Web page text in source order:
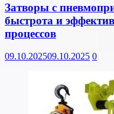
Затворы с
быстрота и
процессов
09.10.202509.10.2025 0